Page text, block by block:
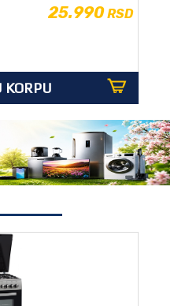
25.990RSD
KORPU